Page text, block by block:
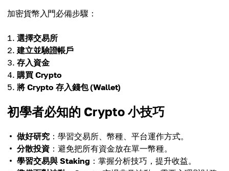
加密貨幣入門必備步驟：
選擇交易所
建立並驗證帳戶
存入資金
購買 Crypto
將 Crypto 存入錢包 (Wallet)
初學者必知的 Crypto 小技巧
做好研究 ：學習交易所、幣種、平台運作方式。
分散投資 ：避免把所有資金放在單一幣種。
學習交易與 Staking ：掌握分析技巧，提升收益。